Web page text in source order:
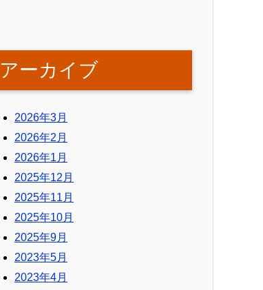
アーカイブ
2026年3月
2026年2月
2026年1月
2025年12月
2025年11月
2025年10月
2025年9月
2023年5月
2023年4月